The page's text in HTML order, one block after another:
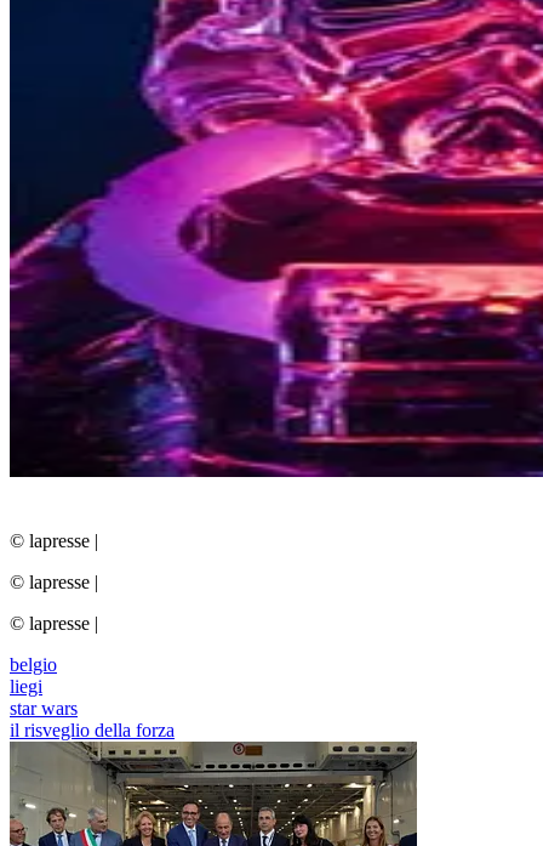
© lapresse |
© lapresse |
© lapresse |
belgio
liegi
star wars
il risveglio della forza